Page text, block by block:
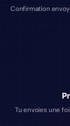
Confirmation
Tu envoies une